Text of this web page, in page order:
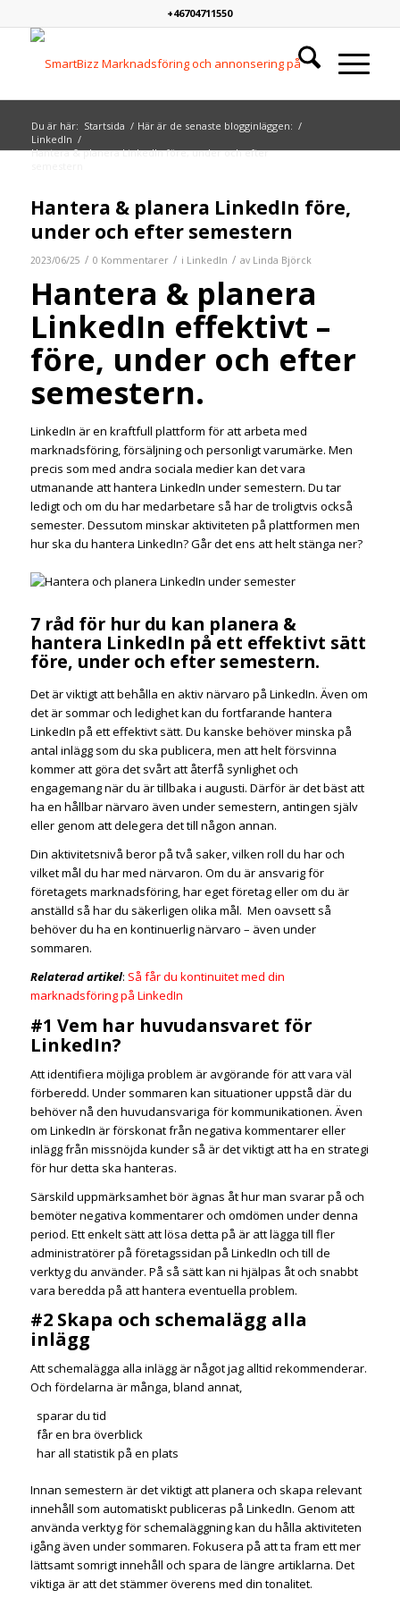
+46704711550
Du är här: Startsida / Här är de senaste blogginläggen: /
LinkedIn /
Hantera & planera LinkedIn före, under och efter
Hantera & planera LinkedIn före,
under och efter semestern
2023/06/25 / 0 Kommentarer / i LinkedIn / av Linda Björck
Hantera & planera
LinkedIn effektivt –
före, under och efter
semestern.
LinkedIn är en kraftfull plattform för att arbeta med
marknadsföring, försäljning och personligt varumärke. Men
precis som med andra sociala medier kan det vara
utmanande att hantera LinkedIn under semestern. Du tar
ledigt och om du har medarbetare så har de troligtvis också
semester. Dessutom minskar aktiviteten på plattformen men
hur ska du hantera LinkedIn? Går det ens att helt stänga ner?
7 råd för hur du kan planera &
hantera LinkedIn på ett effektivt sätt
före, under och efter semestern.
Det är viktigt att behålla en aktiv närvaro på LinkedIn. Även om
det är sommar och ledighet kan du fortfarande hantera
LinkedIn på ett effektivt sätt. Du kanske behöver minska på
antal inlägg som du ska publicera, men att helt försvinna
kommer att göra det svårt att återfå synlighet och
engagemang när du är tillbaka i augusti. Därför är det bäst att
ha en hållbar närvaro även under semestern, antingen själv
eller genom att delegera det till någon annan.
Din aktivitetsnivå beror på två saker, vilken roll du har och
vilket mål du har med närvaron. Om du är ansvarig för
företagets marknadsföring, har eget företag eller om du är
anställd så har du säkerligen olika mål. Men oavsett så
behöver du ha en kontinuerlig närvaro – även under
sommaren.
Relaterad artikel: Så får du kontinuitet med din
marknadsföring på LinkedIn
#1 Vem har huvudansvaret för
LinkedIn?
Att identifiera möjliga problem är avgörande för att vara väl
förberedd. Under sommaren kan situationer uppstå där du
behöver nå den huvudansvariga för kommunikationen. Även
om LinkedIn är förskonat från negativa kommentarer eller
inlägg från missnöjda kunder så är det viktigt att ha en strategi
för hur detta ska hanteras.
Särskild uppmärksamhet bör ägnas åt hur man svarar på och
bemöter negativa kommentarer och omdömen under denna
period. Ett enkelt sätt att lösa detta på är att lägga till fler
administratörer på företagssidan på LinkedIn och till de
verktyg du använder. På så sätt kan ni hjälpas åt och snabbt
vara beredda på att hantera eventuella problem.
#2 Skapa och schemalägg alla
inlägg
Att schemalägga alla inlägg är något jag alltid rekommenderar.
Och fördelarna är många, bland annat,
sparar du tid
får en bra överblick
har all statistik på en plats
Innan semestern är det viktigt att planera och skapa relevant
innehåll som automatiskt publiceras på LinkedIn. Genom att
använda verktyg för schemaläggning kan du hålla aktiviteten
igång även under sommaren. Fokusera på att ta fram ett mer
lättsamt somrigt innehåll och spara de längre artiklarna. Det
viktiga är att det stämmer överens med din tonalitet.